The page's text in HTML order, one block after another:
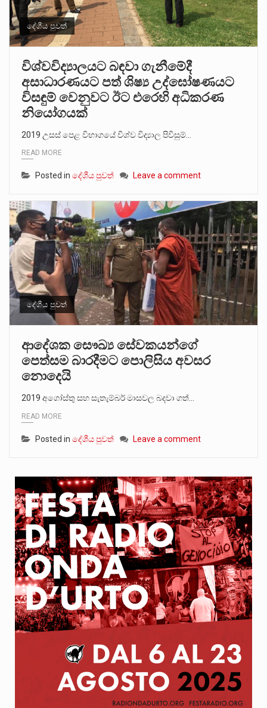
දේශීය පුවත්
විශ්වවිද්‍යාලයට බඳවා ගැනීමේදී
අසාධාරණයට පත් ශිෂ්‍ය උද්ඝෝෂණයට
විසඳුම් වෙනුවට ඊට එරෙහි අධිකරණ
නියෝගයක්
2019 උසස් පෙළ විභාගයේ විශ්ව විද්‍යාල පිවිසුම්…
READ MORE
Posted in දේශීය පුවත් Leave a comment
දේශීය පුවත්
ආදේශක සෞඛ්‍ය සේවකයන්ගේ
පෙත්සම බාරදීමට පොලිසිය අවසර
නොදෙයි
2019 අගෝස්තු සහ සැතැම්බර් මාසවල බදවා ගත්…
READ MORE
Posted in දේශීය පුවත් Leave a comment